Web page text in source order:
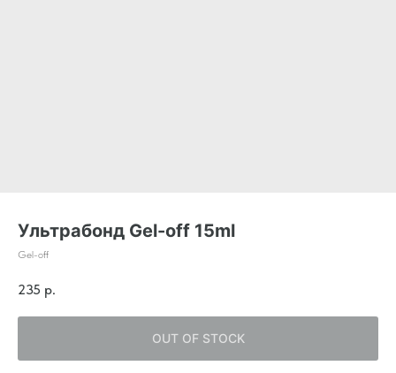
Ультрабонд Gel-off 15ml
Gel-off
235 р.
OUT OF STOCK